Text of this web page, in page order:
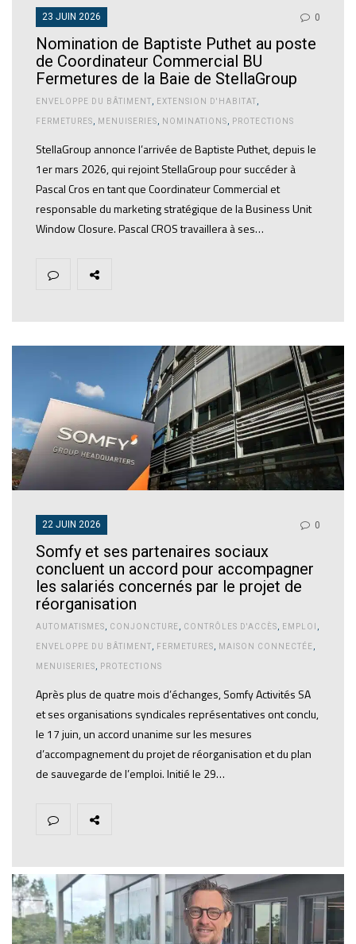
23 JUIN 2026 0
Nomination de Baptiste Puthet au poste
de Coordinateur Commercial BU
Fermetures de la Baie de StellaGroup
ENVELOPPE DU BÂTIMENT EXTENSION D'HABITAT
FERMETURES MENUISERIES NOMINATIONS PROTECTIONS
StellaGroup annonce l’arrivée de Baptiste Puthet, depuis le
1er mars 2026, qui rejoint StellaGroup pour succéder à
Pascal Cros en tant que Coordinateur Commercial et
responsable du marketing stratégique de la Business Unit
Window Closure. Pascal CROS travaillera à ses…
22 JUIN 2026 0
Somfy et ses partenaires sociaux
concluent un accord pour accompagner
les salariés concernés par le projet de
réorganisation
AUTOMATISMES, CONJONCTURE, CONTRÔLES D'ACCÈS, EMPLOI ,
ENVELOPPE DU BÂTIMENT, FERMETURES, MAISON CONNECTÉE,
MENUISERIES, PROTECTIONS
Après plus de quatre mois d’échanges, Somfy Activités SA
et ses organisations syndicales représentatives ont conclu,
le 17 juin, un accord unanime sur les mesures
d’accompagnement du projet de réorganisation et du plan
de sauvegarde de l’emploi. Initié le 29…